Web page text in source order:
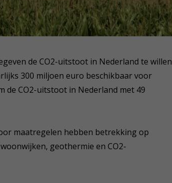
de CO2-uitstoot in Nederland te willen
300 miljoen euro beschikbaar voor
de CO2-uitstoot in Nederland met 49
maatregelen hebben betrekking op
geothermie en CO2-